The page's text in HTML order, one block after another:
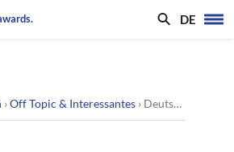
DE
›Off Topic & Interessantes › Deutschlandstipendium – LHR ist dabei